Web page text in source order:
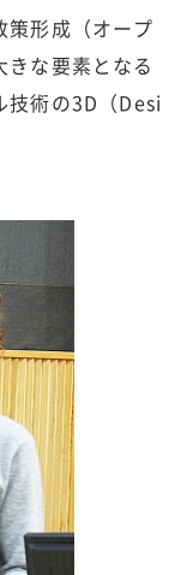
形成（オープ
な要素となる
技術の3D（Desi